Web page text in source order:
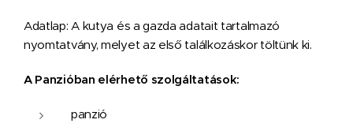
Adatlap: A kutya és a gazda adatait tartalmazó
nyomtatvány, melyet az első találkozáskor töltünk ki.
A Panzióban elérhető szolgáltatások:
panzió